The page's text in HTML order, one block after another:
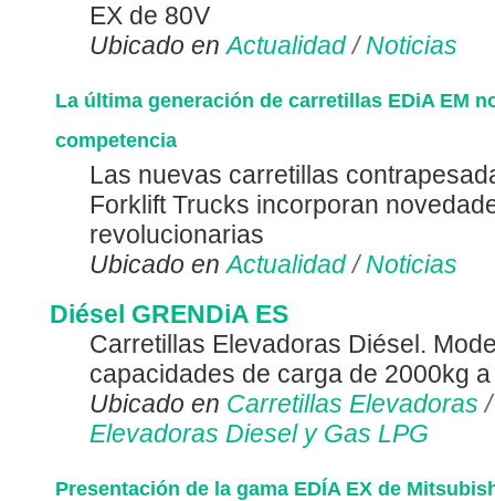
EX de 80V
Ubicado en Actualidad / Noticias
La última generación de carretillas EDiA EM
competencia
Las nuevas carretillas
Forklift Trucks incorporan
revolucionarias
Ubicado en Actualidad / Noticias
Diésel GRENDiA ES
Carretillas Elevadoras Diésel.
capacidades de carga de 2000kg
Ubicado en Carretillas Elevadoras
Elevadoras Diesel y Gas LPG
Presentación de la gama EDÍA EX de